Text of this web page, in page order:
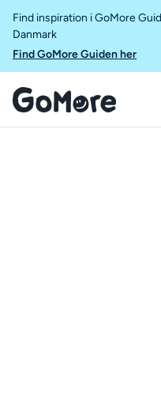
Find inspiration i GoMore
Danmark
Find GoMore Guiden her